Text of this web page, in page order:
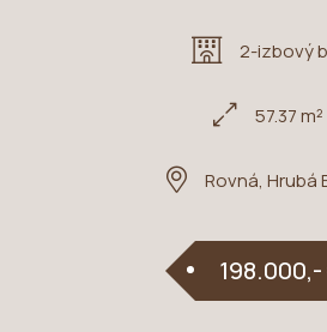
2-izbový
57.37 m²
Rovná, Hrubá